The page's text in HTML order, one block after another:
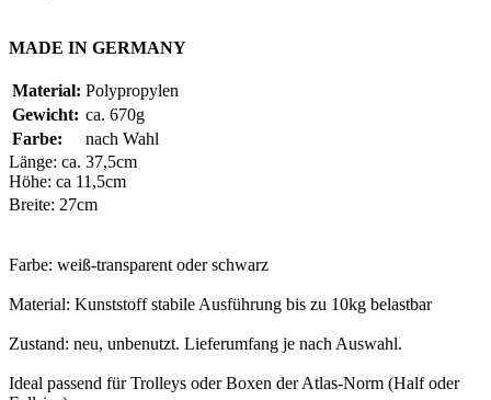
MADE IN GERMANY
Material: Polypropylen
Gewicht: ca. 670g
Farbe:
nach Wahl
Länge: ca. 37,5cm
Höhe: ca 11,5cm
Breite: 27cm
Farbe: weiß-transparent oder schwarz
Material: Kunststoff stabile Ausführung bis zu 10kg belastbar
Zustand: neu, unbenutzt. Lieferumfang je nach Auswahl.
Ideal passend für Trolleys oder Boxen der Atlas-Norm (Half oder